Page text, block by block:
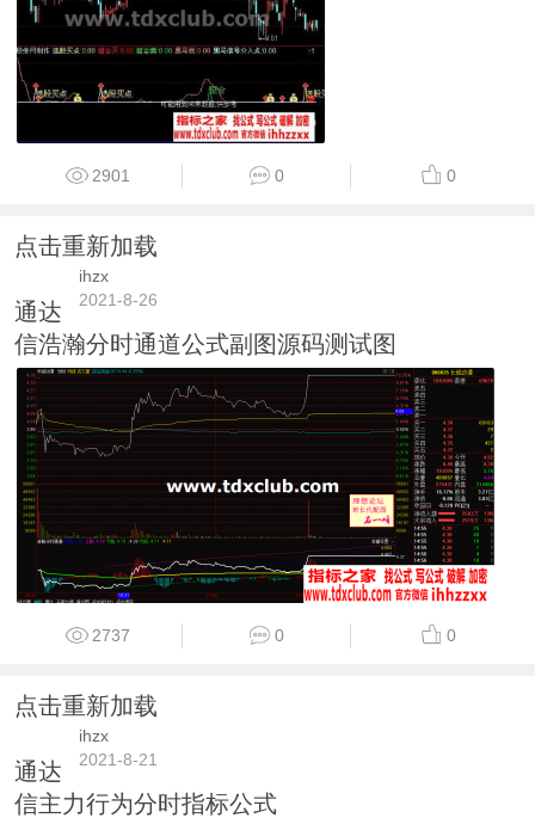
2901 0 0
点击重新加载
ihzx
2021-8-26
通达
信浩瀚分时通道公式副图源码测试图
2737 0 0
点击重新加载
ihzx
2021-8-21
通达
信主力行为分时指标公式